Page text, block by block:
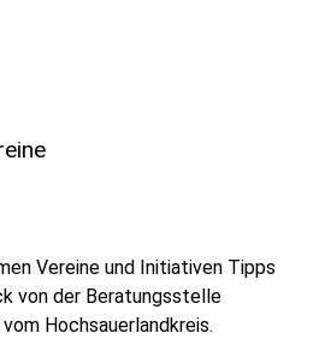
Vereine und Initiativen Tipps
von der Beratungsstelle
Hochsauerlandkreis.